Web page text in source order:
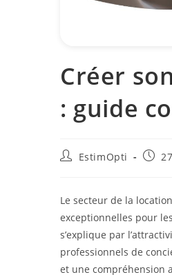
Créer
: guide
EstimOpti
Le secteur de la
exceptionnelles pour
s’explique par
professionnels de
et une compréhension